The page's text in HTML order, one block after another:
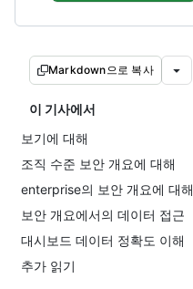
Markdown으로 복사
이 기사에서
보기에 대해
조직 수준 보안 개요에 대해
enterprise의 보안 개요에 대해
보안 개요에서의 데이터 접근
대시보드 데이터 정확도 이해
추가 읽기